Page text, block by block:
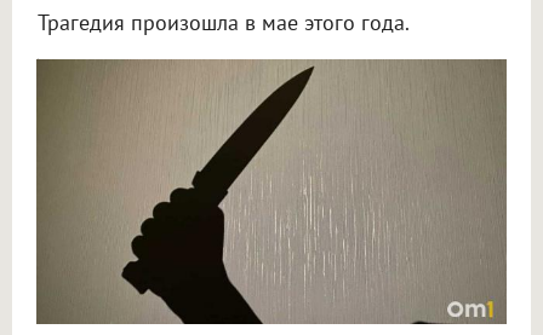
Трагедия произошла в мае этого года.